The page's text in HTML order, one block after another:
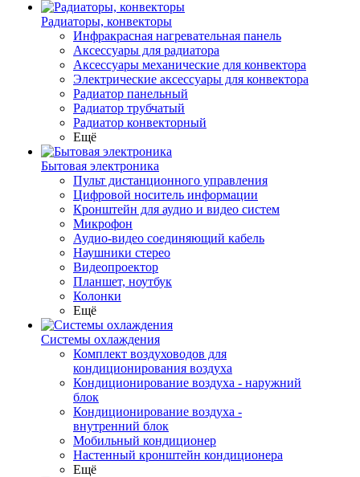
Радиаторы, конвекторы
Инфракрасная нагревательная панель
Аксессуары для радиатора
Аксессуары механические для конвектора
Электрические аксессуары для конвектора
Радиатор панельный
Радиатор трубчатый
Радиатор конвекторный
Ещё
Бытовая электроника
Пульт дистанционного управления
Цифровой носитель информации
Кронштейн для аудио и видео систем
Микрофон
Аудио-видео соединяющий кабель
Наушники стерео
Видеопроектор
Планшет, ноутбук
Колонки
Ещё
Системы охлаждения
Комплект воздуховодов для
кондиционирования воздуха
Кондиционирование воздуха - наружний
блок
Кондиционирование воздуха -
внутренний блок
Мобильный кондиционер
Настенный кронштейн кондиционера
Ещё